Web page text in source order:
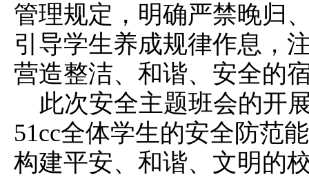
管理规定，明确严禁晚归
引导学生养成规律作息，
营造整洁、和谐、安全的
此次安全主题班会的开
51cc全体学生的安全防范
构建平安、和谐、文明的